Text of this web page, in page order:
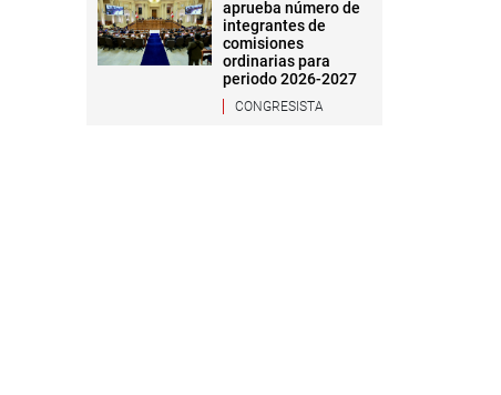
aprueba número de
integrantes de
comisiones
ordinarias para
periodo 2026-2027
CONGRESISTA